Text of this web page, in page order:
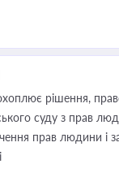
рішення,
суду з прав
прав людини і